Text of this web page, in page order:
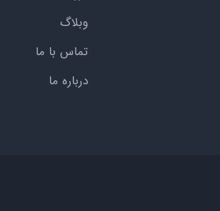
وبلاگ
تماس با ما
درباره ما